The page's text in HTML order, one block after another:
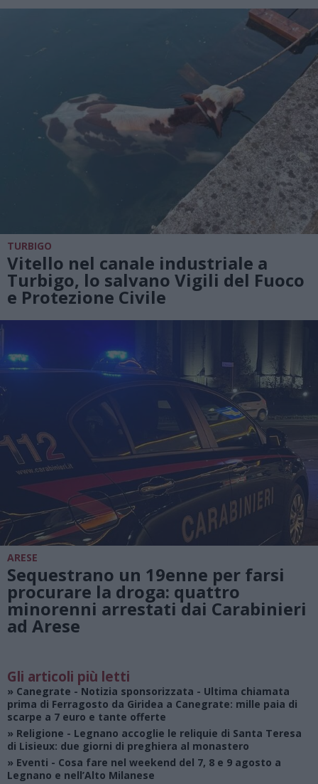
TURBIGO
Vitello nel canale industriale a
Turbigo, lo salvano Vigili del Fuoco
e Protezione Civile
ARESE
Sequestrano un 19enne per farsi
procurare la droga: quattro
minorenni arrestati dai Carabinieri
ad Arese
Gli articoli più letti
» Canegrate - Notizia sponsorizzata - Ultima chiamata
prima di Ferragosto da Giridea a Canegrate: mille paia di
scarpe a 7 euro e tante offerte
» Religione - Legnano accoglie le reliquie di Santa Teresa
di Lisieux: due giorni di preghiera al monastero
» Eventi - Cosa fare nel weekend del 7, 8 e 9 agosto a
Legnano e nell’Alto Milanese